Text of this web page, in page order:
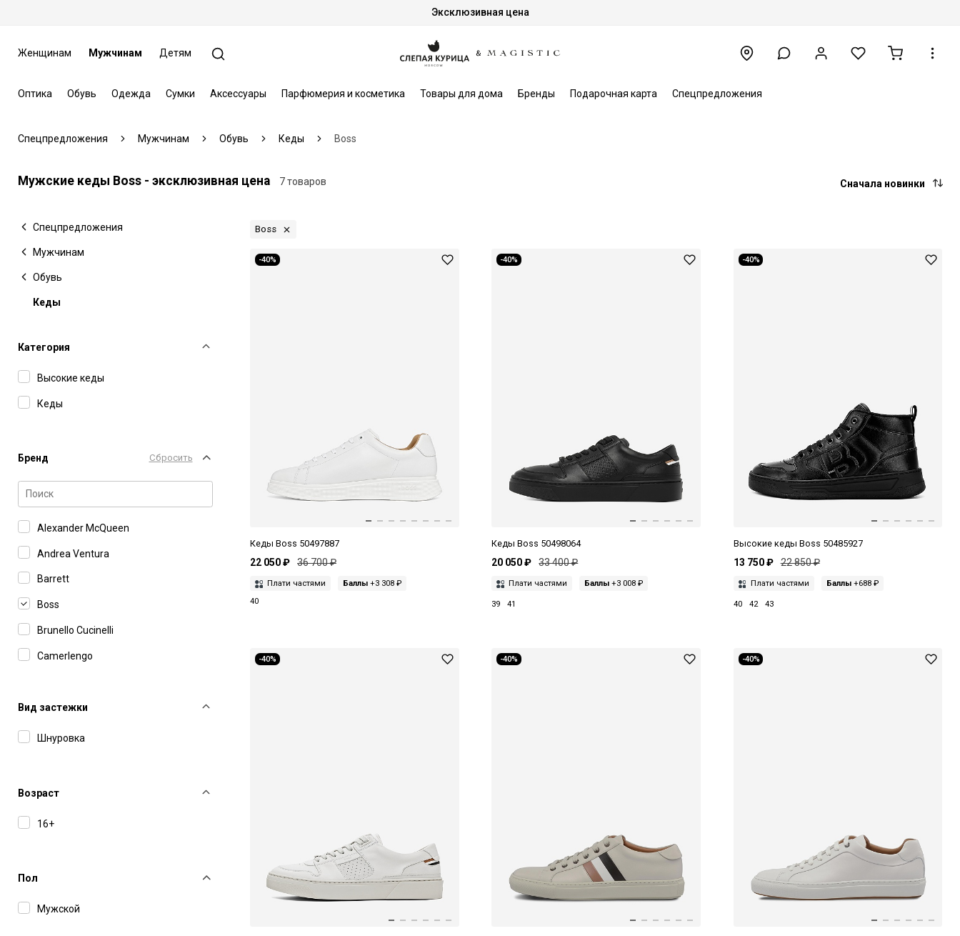
Эксклюзивная цена
Женщинам Мужчинам Детям
Оптика Обувь Одежда Сумки Аксессуары Парфюмерия и косметика Товары для дома Бренды Подарочная карта Спецпредложения
Спецпредложения Мужчинам Обувь Кеды Boss
Мужские кеды Boss - эксклюзивная цена 7 товаров Сначала новинки
Спецпредложения
Мужчинам
Обувь
Кеды
Категория
Высокие кеды
Кеды
Бренд Сбросить
Alexander McQueen
Andrea Ventura
Barrett
Boss
Brunello Cucinelli
Camerlengo
D.A.T.E.
Diesel
MM6 Maison Margiela
Вид застежки
Шнуровка
Возраст
16+
Пол
Мужской
Boss
-40%
Кеды Boss 50497887
22 050 ₽ 36 700 ₽
Плати частями Баллы +3 308 ₽
40
-40%
Кеды Boss 50498064
20 050 ₽ 33 400 ₽
Плати частями Баллы +3 008 ₽
39 41
-40%
Высокие кеды Boss 50485927
13 750 ₽ 22 850 ₽
Плати частями Баллы+688 ₽
40 42 43
-40% -40% -40%